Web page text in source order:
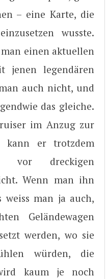
– eine Karte, die
wusste.
einen aktuellen
jenen legendären
auch nicht, und
das gleiche.
im Anzug zur
kann er trotzdem
vor dreckigen
Wenn man ihn
weiss man ja auch,
Geländewagen
werden, wo sie
würden, die
kaum je noch